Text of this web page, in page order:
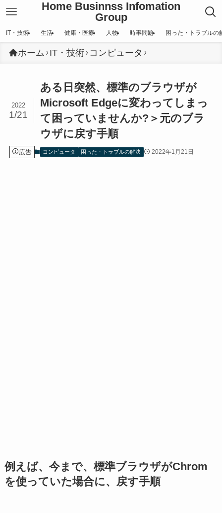
Home Businnss Infomation
Group
IT・技術 生活 健康・医療 人物 時事問題 困った・トラブルの
ホーム IT・技術 コンピュータ
ある日突然、標準のブラウザが
Microsoft Edgeに変わってしまっ
て困っていませんか?＞元のブラ
ウザに戻す手順
2022
1/21
広告 コンピュータ 困った・トラブルの解決 2022年1月21日
例えば、今まで、標準ブラウザがChrom
を使っていた場合に、戻す手順